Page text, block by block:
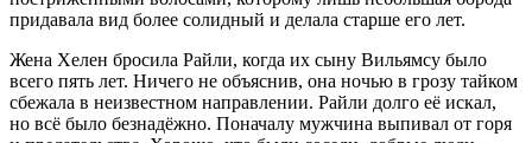
придавала вид более солидный и делала старше его лет.
Жена Хелен бросила Райли, когда их сыну Вильямсу было
всего пять лет. Ничего не объяснив, она ночью в грозу тайком
сбежала в неизвестном направлении. Райли долго её искал,
но всё было безнадёжно. Поначалу мужчина выпивал от горя